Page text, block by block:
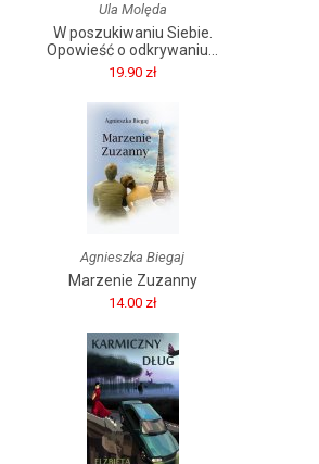
Ula Molęda
W poszukiwaniu Siebie.
Opowieść o odkrywaniu...
19.90 zł
Agnieszka Biegaj
Marzenie Zuzanny
14.00 zł